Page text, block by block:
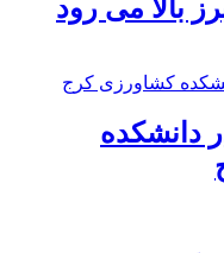
بالا می رود
دانشکده